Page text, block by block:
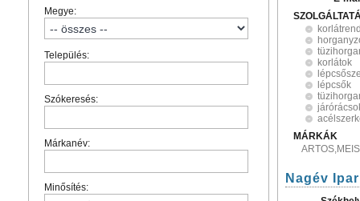
Megye:
Település:
Szókeresés:
Márkanév:
Minősítés:
korlátok
lépcsők
MÁRKÁK
Nagév